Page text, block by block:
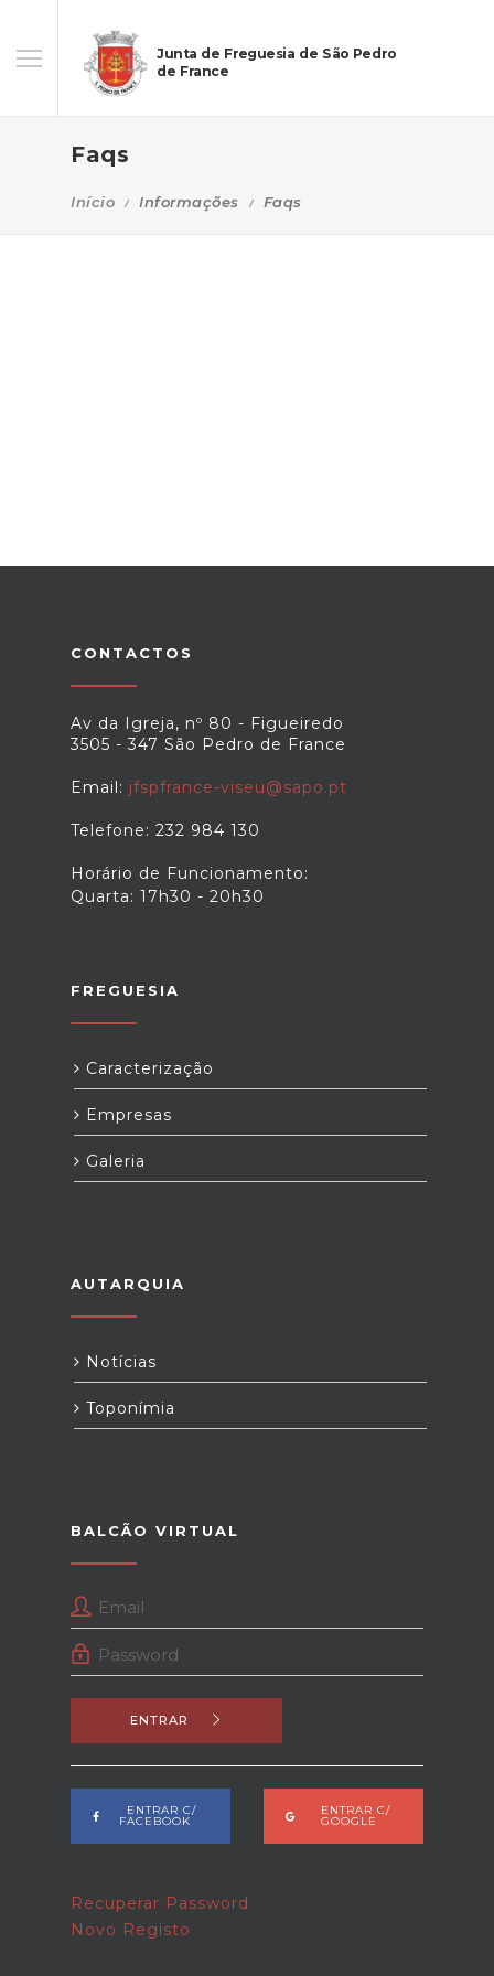
Junta de Freguesia de São Pedro
de France
Faqs
Início Informações Faqs
CONTACTOS
Av da Igreja, nº 80 - Figueiredo
3505 - 347 São Pedro de France
Email: jfspfrance-viseu@sapo.pt
Telefone: 232 984 130
Horário de Funcionamento:
Quarta: 17h30 - 20h30
FREGUESIA
Caracterização
Empresas
Galeria
AUTARQUIA
Notícias
Toponímia
BALCÃO VIRTUAL
ENTRAR
ENTRAR C/
FACEBOOK
ENTRAR C/
GOOGLE
Recuperar Password
Novo Registo